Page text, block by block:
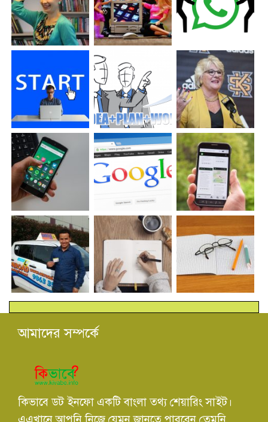
আমাদের সম্পর্কে
কিভাবে ডট ইনফো একটি বাংলা তথ্য শেয়ারিং সাইট।